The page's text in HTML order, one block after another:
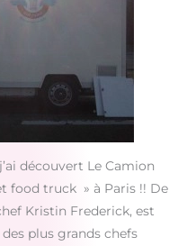
découvert Le Camion
food truck » à Paris !! De
Kristin Frederick, est
plus grands chefs